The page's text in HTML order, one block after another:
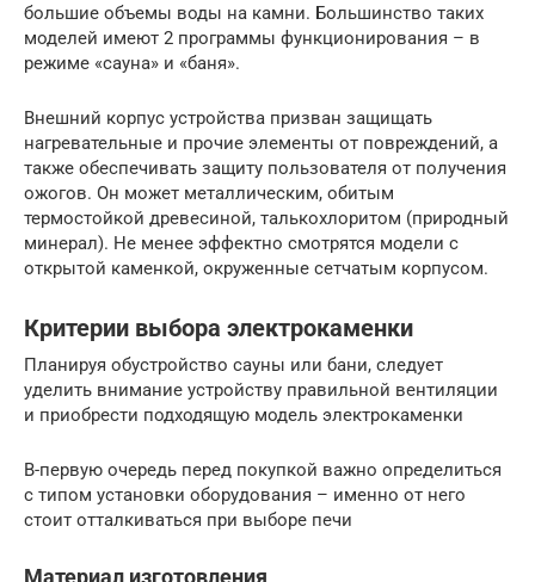
большие объемы воды на камни. Большинство таких
моделей имеют 2 программы функционирования – в
режиме «сауна» и «баня».
Внешний корпус устройства призван защищать
нагревательные и прочие элементы от повреждений, а
также обеспечивать защиту пользователя от получения
ожогов. Он может металлическим, обитым
термостойкой древесиной, талькохлоритом (природный
минерал). Не менее эффектно смотрятся модели с
открытой каменкой, окруженные сетчатым корпусом.
Критерии выбора электрокаменки
Планируя обустройство сауны или бани, следует
уделить внимание устройству правильной вентиляции
и приобрести подходящую модель электрокаменки
В-первую очередь перед покупкой важно определиться
с типом установки оборудования – именно от него
стоит отталкиваться при выборе печи
Материал изготовления